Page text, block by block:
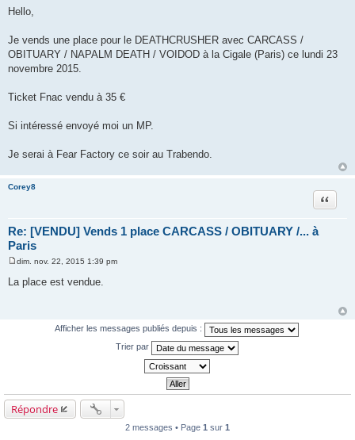
e
s
g
e
Hello,
Je vends une place pour le DEATHCRUSHER avec CARCASS /
OBITUARY / NAPALM DEATH / VOIDOD à la Cigale (Paris) ce lundi 23
novembre 2015.
Ticket Fnac vendu à 35 €
Si intéressé envoyé moi un MP.
Je serai à Fear Factory ce soir au Trabendo.
Corey8
Re: [VENDU] Vends 1 place CARCASS / OBITUARY /... à
Paris
Citer
s
dim. nov. 22, 2015 1:39 pm
La place est vendue.
Afficher les messages publiés depuis :
Trier par
Répondre
2 messages • Page 1 sur 1